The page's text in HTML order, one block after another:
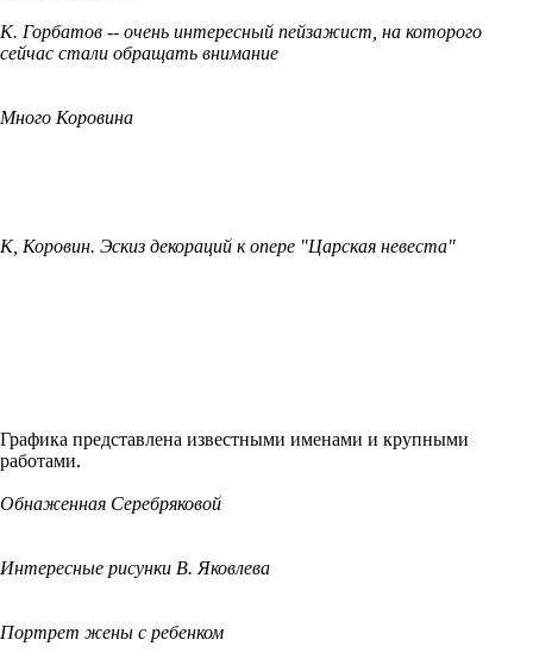
К. Горбатов -- очень интересный пейзажист, на которого
сейчас стали обращать внимание
Много Коровина
К, Коровин. Эскиз декораций к опере "Царская невеста"
Графика представлена известными именами и крупными
работами.
Обнаженная Серебряковой
Интересные рисунки В. Яковлева
Портрет жены с ребенком